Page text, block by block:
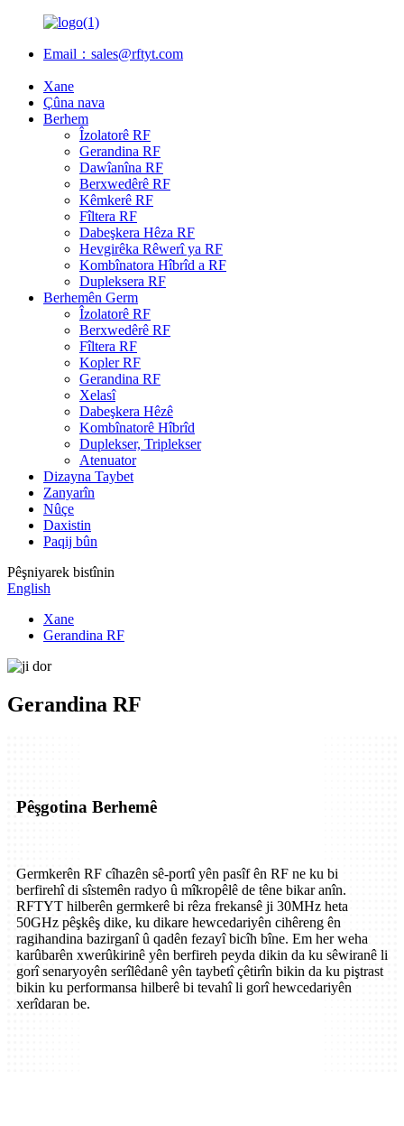
Email：sales@rftyt.com
Xane
Çûna nava
Berhem
Îzolatorê RF
Gerandina RF
Dawîanîna RF
Berxwedêrê RF
Kêmkerê RF
Fîltera RF
Dabeşkera Hêza RF
Hevgirêka Rêwerî ya RF
Kombînatora Hîbrîd a RF
Dupleksera RF
Berhemên Germ
Îzolatorê RF
Berxwedêrê RF
Fîltera RF
Kopler RF
Gerandina RF
Xelasî
Dabeşkera Hêzê
Kombînatorê Hîbrîd
Duplekser, Triplekser
Atenuator
Dizayna Taybet
Zanyarîn
Nûçe
Daxistin
Paqij bûn
Pêşniyarek bistînin
English
Xane
Gerandina RF
Gerandina RF
Pêşgotina Berhemê
Germkerên RF cîhazên sê-portî yên pasîf ên RF ne ku bi
berfirehî di sîstemên radyo û mîkropêlê de têne bikar anîn.
RFTYT hilberên germkerê bi rêza frekansê ji 30MHz heta
50GHz pêşkêş dike, ku dikare hewcedariyên cihêreng ên
ragihandina bazirganî û qadên fezayî bicîh bîne. Em her weha
karûbarên xwerûkirinê yên berfireh peyda dikin da ku sêwiranê li
gorî senaryoyên serîlêdanê yên taybetî çêtirîn bikin da ku piştrast
bikin ku performansa hilberê bi tevahî li gorî hewcedariyên
xerîdaran be.